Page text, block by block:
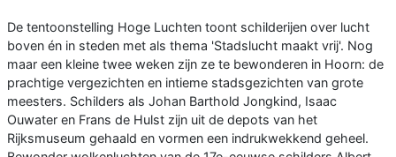
De tentoonstelling Hoge Luchten toont schilderijen over lucht
boven én in steden met als thema 'Stadslucht maakt vrij'. Nog
maar een kleine twee weken zijn ze te bewonderen in Hoorn: de
prachtige vergezichten en intieme stadsgezichten van grote
meesters. Schilders als Johan Barthold Jongkind, Isaac
Ouwater en Frans de Hulst zijn uit de depots van het
Rijksmuseum gehaald en vormen een indrukwekkend geheel.